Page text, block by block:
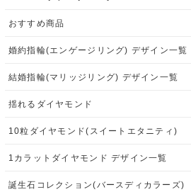
おすすめ商品
婚約指輪(エンゲージリング) デザイン一覧
結婚指輪(マリッジリング) デザイン一覧
揺れるダイヤモンド
10粒ダイヤモンド(スイートエタニティ)
1カラットダイヤモンド デザイン一覧
誕生石コレクション(バースディカラーズ)